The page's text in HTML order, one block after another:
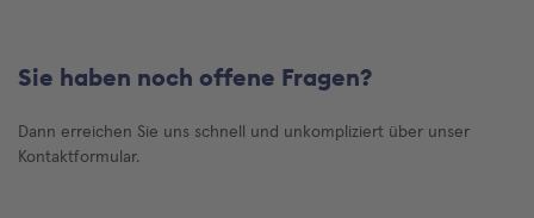
Management Platform
Sie haben noch offene Fragen?
Dann erreichen Sie uns schnell und unkompliziert über unser
Kontaktformular.